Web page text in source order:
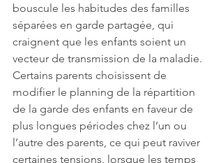
bouscule les habitudes des familles
séparées en garde partagée, qui
craignent que les enfants soient un
vecteur de transmission de la maladie.
Certains parents choisissent de
modifier le planning de la répartition
de la garde des enfants en faveur de
plus longues périodes chez l’un ou
l’autre des parents, ce qui peut raviver
certaines tensions, lorsque les temps